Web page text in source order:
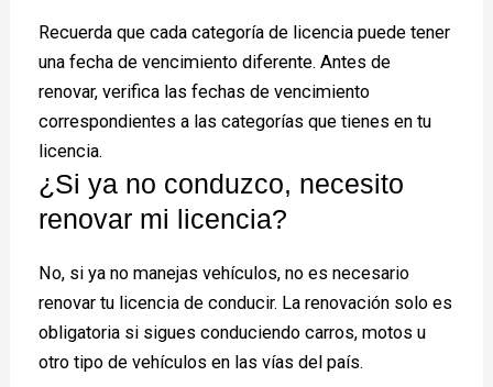
Recuerda que cada categoría de licencia puede tener
una fecha de vencimiento diferente. Antes de
renovar, verifica las fechas de vencimiento
correspondientes a las categorías que tienes en tu
licencia.
¿Si ya no conduzco, necesito
renovar mi licencia?
No, si ya no manejas vehículos, no es necesario
renovar tu licencia de conducir. La renovación solo es
obligatoria si sigues conduciendo carros, motos u
otro tipo de vehículos en las vías del país.